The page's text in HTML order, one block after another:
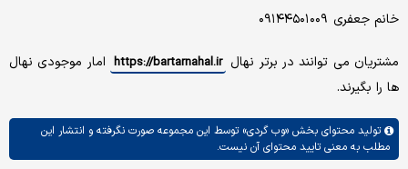
خانم جعفری ۰۹۱۴۴۵۰۱۰۰۹
مشتریان می توانند در برتر نهال https://bartarnahal.ir امار موجودی نهال
ها را بگیرند.
تولید محتوای بخش «وب گردی»توسط این مجموعه صورت نگرفته و انتشار این
مطلب به معنی تایید محتوای آن نیست.